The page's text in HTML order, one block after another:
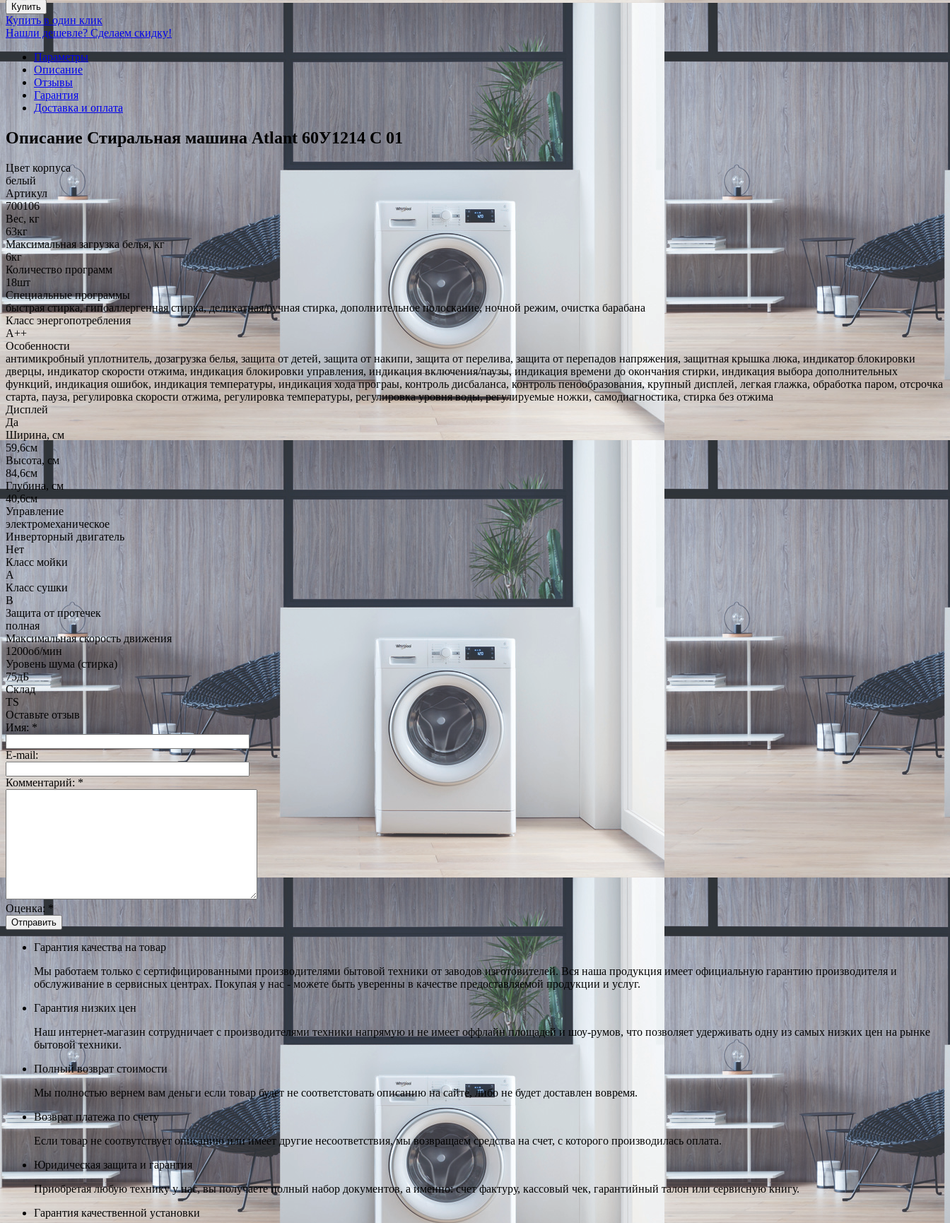
Купить
Купить в один клик
Нашли дешевле? Сделаем скидку!
Параметры
Описание
Отзывы
Гарантия
Доставка и оплата
Описание Стиральная машина Atlant 60У1214 С 01
Цвет корпуса
белый
Артикул
700106
Вес, кг
63кг
Максимальная загрузка белья, кг
6кг
Количество программ
18шт
Специальные программы
быстрая стирка, гипоаллергенная стирка, деликатная/ручная стирка, дополнительное полоскание, ночной режим, очистка барабана
Класс энергопотребления
A++
Особенности
антимикробный уплотнитель, дозагрузка белья, защита от детей, защита от накипи, защита от перелива, защита от перепадов напряжения, защитная крышка люка, индикатор блокировки
дверцы, индикатор скорости отжима, индикация блокировки управления, индикация включения/паузы, индикация времени до окончания стирки, индикация выбора дополнительных
функций, индикация ошибок, индикация температуры, индикация хода програы, контроль дисбаланса, контроль пенообразования, крупный дисплей, легкая глажка, обработка паром, отсрочка
старта, пауза, регулировка скорости отжима, регулировка температуры, регулировка уровня воды, регулируемые ножки, самодиагностика, стирка без отжима
Дисплей
Да
Ширина, см
59,6см
Высота, см
84,6см
Глубина, см
40,6см
Управление
электромеханическое
Инверторный двигатель
Нет
Класс мойки
A
Класс сушки
B
Защита от протечек
полная
Максимальная скорость движения
1200об/мин
Уровень шума (стирка)
75дБ
Склад
TS
Оставьте отзыв
Имя:*
E-mail:
Комментарий: *
Оценка: *
Гарантия качества на товар
Мы работаем только с сертифицированными производителями бытовой техники от заводов изготовителей. Вся наша продукция имеет официальную гарантию производителя и
обслуживание в сервисных центрах. Покупая у нас - можете быть уверенны в качестве предоставляемой продукции и услуг.
Гарантия низких цен
Наш интернет-магазин сотрудничает с производителями техники напрямую и не имеет оффлайн площадей и шоу-румов, что позволяет удерживать одну из самых низких цен на рынке
бытовой техники.
Полный возврат стоимости
Мы полностью вернем вам деньги если товар будет не соответстовать описанию на сайте, либо не будет доставлен вовремя.
Возврат платежа по счету
Если товар не соотвутствует описанию или имеет другие несоответствия, мы возвращаем средства на счет, с которого производилась оплата.
Юридическая защита и гарантия
Приобретая любую технику у нас, вы получаете полный набор документов, а именно: счет фактуру, кассовый чек, гарантийный талон или сервисную книгу.
Гарантия качественной установки